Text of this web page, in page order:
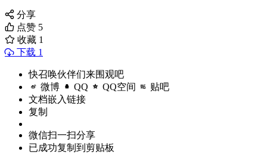
分享
点赞 5
收藏 1
下载 1
快召唤伙伴们来围观吧
微博 QQ QQ空间 贴吧
文档嵌入链接
复制
微信扫一扫分享
已成功复制到剪贴板